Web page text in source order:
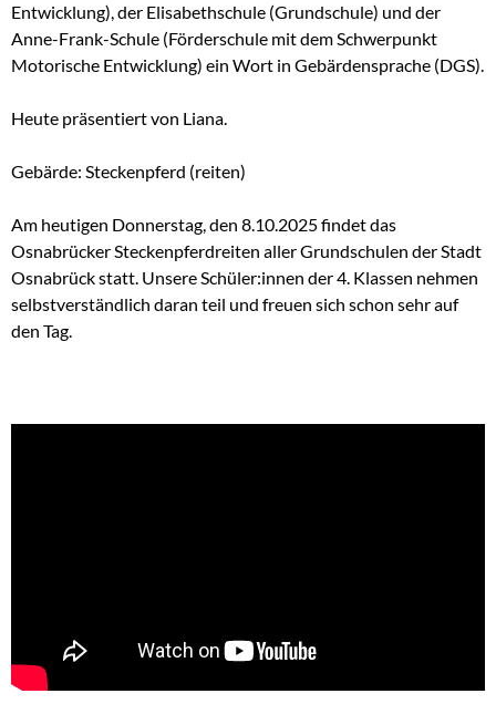
Entwicklung), der Elisabethschule (Grundschule) und der
Anne-Frank-Schule (Förderschule mit dem Schwerpunkt
Motorische Entwicklung) ein Wort in Gebärdensprache (DGS).
Heute präsentiert von Liana.
Gebärde: Steckenpferd (reiten)
Am heutigen Donnerstag, den 8.10.2025 findet das
Osnabrücker Steckenpferdreiten aller Grundschulen der Stadt
Osnabrück statt. Unsere Schüler:innen der 4. Klassen nehmen
selbstverständlich daran teil und freuen sich schon sehr auf
den Tag.